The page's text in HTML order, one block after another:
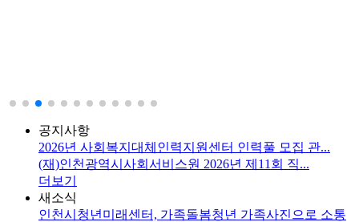
공지사항
2026년 사회복지대체인력지원센터 인력풀 모집 관...
(재)인천광역시사회서비스원 2026년 제11회 직...
더보기
새소식
인천시청년미래센터, 가족돌봄청년 가족사진으로 소통